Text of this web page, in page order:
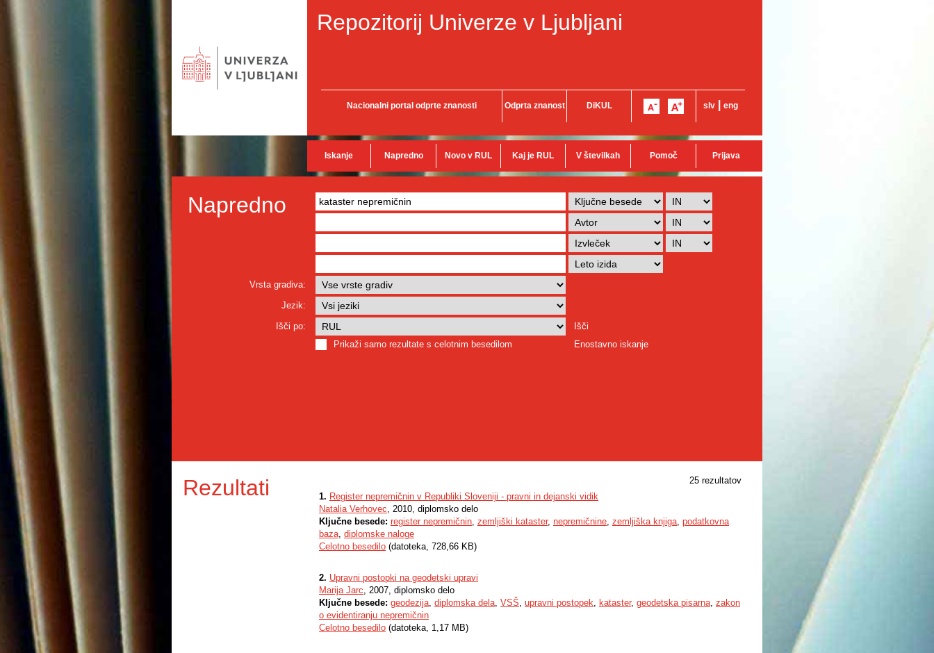
Repozitorij Univerze v Ljubljani
Nacionalni portal odprte znanosti Odprta znanost DiKUL slv eng
Iskanje Napredno Novo v RUL Kaj je RUL V številkah Pomoč Prijava
Napredno
Vrsta gradiva:
Jezik:
Išči po:
Išči
Prikaži samo rezultate s celotnim besedilom
Enostavno iskanje
Rezultati
25 rezultatov
1. Register nepremičnin v Republiki Sloveniji - pravni in dejanski vidik
Natalia Verhovec, 2010, diplomsko delo
Ključne besede: register nepremičnin, zemljiški kataster, nepremičnine, zemljiška knjiga, podatkovna
baza, diplomske naloge
Celotno besedilo (datoteka, 728,66 KB)
2. Upravni postopki na geodetski upravi
Marija Jarc, 2007, diplomsko delo
Ključne besede: geodezija, diplomska dela, VSŠ, upravni postopek, kataster, geodetska pisarna, zakon
o evidentiranju nepremičnin
Celotno besedilo (datoteka, 1,17 MB)